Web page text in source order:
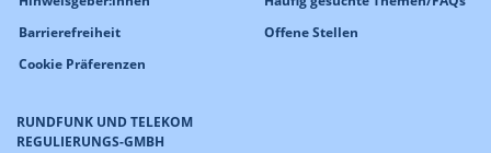
RUNDFUNK UND TELEKOM
REGULIERUNGS-GMBH
Barrierefreiheit
Cookie Präferenzen
Offene Stellen